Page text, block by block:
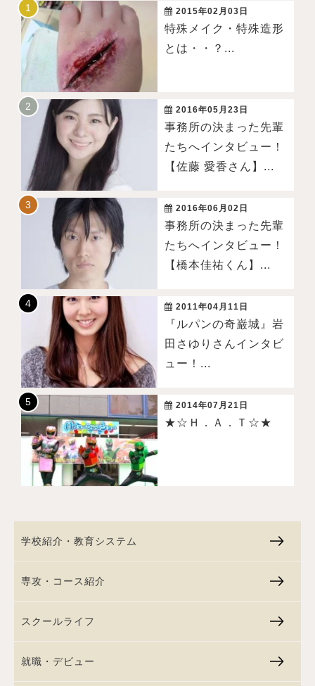
2015年02月03日
特殊メイク・特殊造形
とは・・？...
2016年05月23日
事務所の決まった先輩
たちへインタビュー！
【佐藤 愛香さん】...
2016年06月02日
事務所の決まった先輩
たちへインタビュー！
【橋本佳祐くん】...
2011年04月11日
『ルパンの奇巌城』岩
田さゆりさんインタビ
ュー！...
2014年07月21日
★☆Ｈ．Ａ．Ｔ☆★
学校紹介・教育システム
専攻・コース紹介
スクールライフ
就職・デビュー